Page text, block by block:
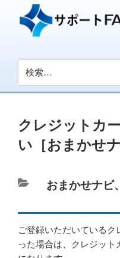
クレジットカ
い［おまかせ
カ
リ
おまかせナビ、
ご登録いただいている
った場合は、クレジッ